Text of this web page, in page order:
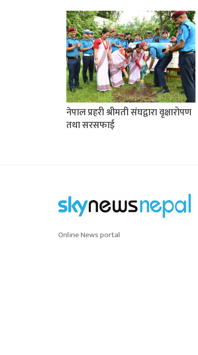
नेपाल प्रहरी श्रीमती संघद्वारा वृक्षारोपण
तथा सरसफाई
Online News portal